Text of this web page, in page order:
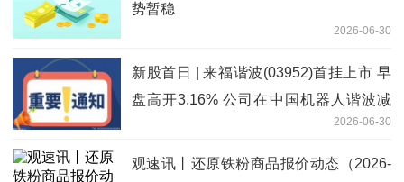
势暂稳
2026-06-30
新股首日 | 来福谐波(03952)首挂上市 早
盘高开3.16% 公司在中国机器人谐波减
2026-06-30
观速讯丨还原铁粉商品报价动态（2026-